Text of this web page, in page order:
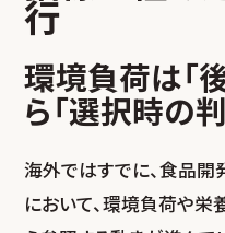
行
環境負荷は「
ら「選択時の
海外ではすでに、食品
において、環境負荷や